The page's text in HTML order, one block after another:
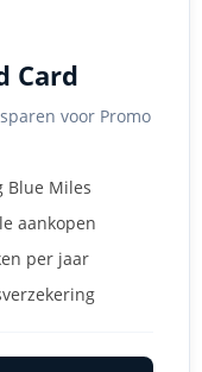
Card
voor Promo
Blue Miles
aankopen
per jaar